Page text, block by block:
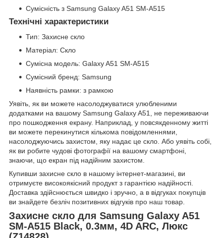
Сумісність з Samsung Galaxy A51 SM-A515
Технічні характеристики
Тип: Захисне скло
Матеріал: Скло
Сумісна модель: Galaxy A51 SM-A515
Сумісний бренд: Samsung
Наявність рамки: з рамкою
Уявіть, як ви можете насолоджуватися улюбленими
додатками на вашому Samsung Galaxy A51, не переживаючи
про пошкодження екрану. Наприклад, у повсякденному житті
ви можете перекинутися кількома повідомленнями,
насолоджуючись захистом, яку надає це скло. Або уявіть собі,
як ви робите чудові фотографії на вашому смартфоні,
знаючи, що екран під надійним захистом.
Купивши захисне скло в нашому інтернет-магазині, ви
отримуєте високоякісний продукт з гарантією надійності.
Доставка здійснюється швидко і зручно, а в відгуках покупців
ви знайдете безліч позитивних відгуків про наш товар.
Захисне скло для Samsung Galaxy A51
SM-A515 Black, 0.3мм, 4D ARC, Люкс